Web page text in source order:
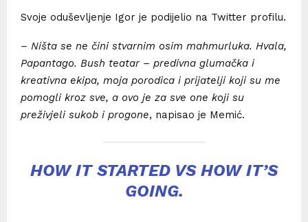
Svoje oduševljenje Igor je podijelio na Twitter profilu.
– Ništa se ne čini stvarnim osim mahmurluka. Hvala,
Papantago. Bush teatar – predivna glumačka i
kreativna ekipa, moja porodica i prijatelji koji su me
pomogli kroz sve, a ovo je za sve one koji su
preživjeli sukob i progone, napisao je Memić.
HOW IT STARTED VS HOW IT’S
GOING.